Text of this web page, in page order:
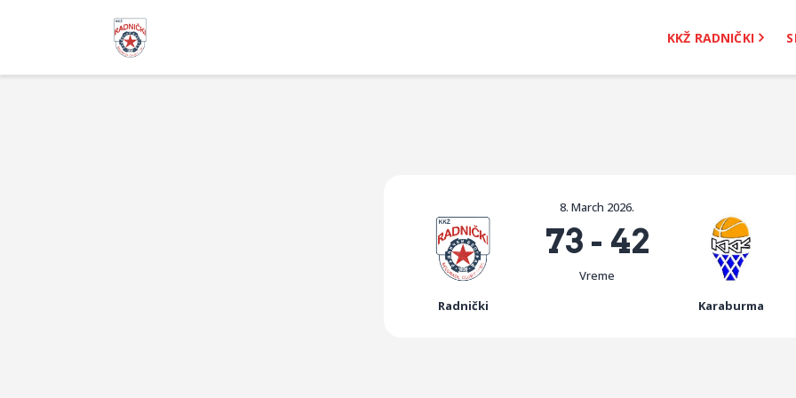
KKŽ RADNIČKI
Novosti
Radnički Karaburma
8. March 2026.
73 - 42
Vreme